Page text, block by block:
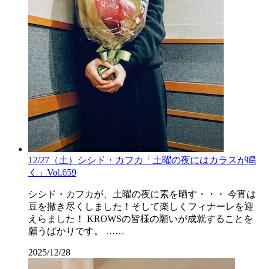
12/27（土）シシド・カフカ「土曜の夜にはカラスが鳴
く」Vol.659
シシド・カフカが、土曜の夜に素を晒す・・・ 今宵は
豆を撒き尽くしました！そして楽しくフィナーレを迎
えらました！ KROWSの皆様の願いが成就することを
願うばかりです。 ……
2025/12/28